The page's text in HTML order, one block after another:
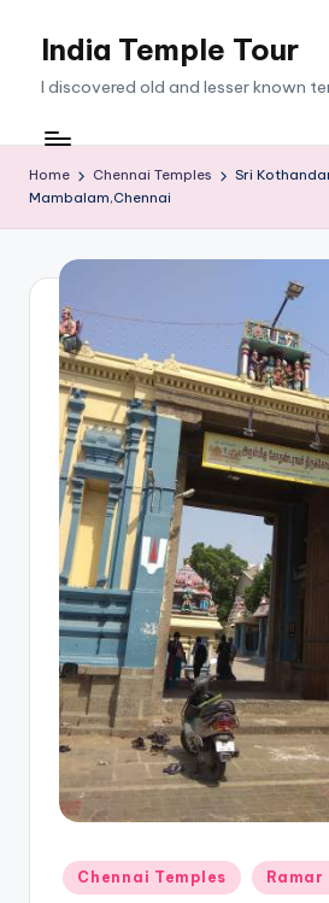
India Temple Tour
I discovered old and lesser known
Home Chennai Temples
Sri
Mambalam,Chennai
Posted
in
Chennai Temples Ramar